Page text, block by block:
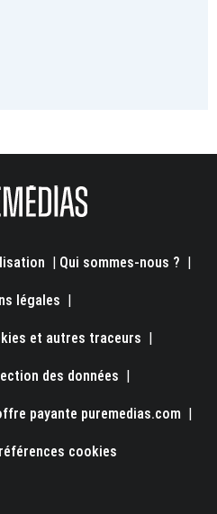
| Qui sommes-nous ? |
légales |
et autres traceurs |
des données |
payante puremedias.com |
cookies